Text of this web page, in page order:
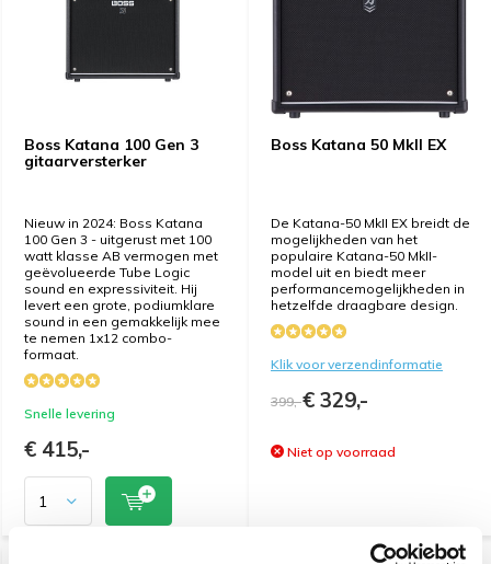
Boss Katana 100 Gen 3
gitaarversterker
Nieuw in 2024: Boss Katana
100 Gen 3 - uitgerust met 100
watt klasse AB vermogen met
geëvolueerde Tube Logic
sound en expressiviteit. Hij
levert een grote, podiumklare
sound in een gemakkelijk mee
te nemen 1x12 combo-
formaat.
Snelle levering
€ 415,-
Boss Katana 50 MkII EX
De Katana-50 MkII EX breidt de
mogelijkheden van het
populaire Katana-50 MkII-
model uit en biedt meer
performancemogelijkheden in
hetzelfde draagbare design.
Klik voor verzendinformatie
399,-€ 329,-
Niet op voorraad